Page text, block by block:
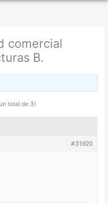
comercial
B.
total de 3)
#31920